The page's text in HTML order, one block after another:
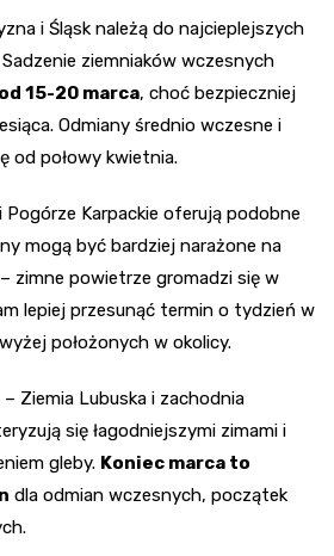
i Śląsk należą do najcieplejszych
ziemniaków wczesnych
od 15-20 marca, choć bezpieczniej
Odmiany średnio wczesne i
od połowy kwietnia.
Pogórze Karpackie oferują podobne
mogą być bardziej narażone na
zimne powietrze gromadzi się w
lepiej przesunąć termin o tydzień w
położonych w okolicy.
Ziemia Lubuska i zachodnia
się łagodniejszymi zimami i
gleby. Koniec marca to
dla odmian wczesnych, początek